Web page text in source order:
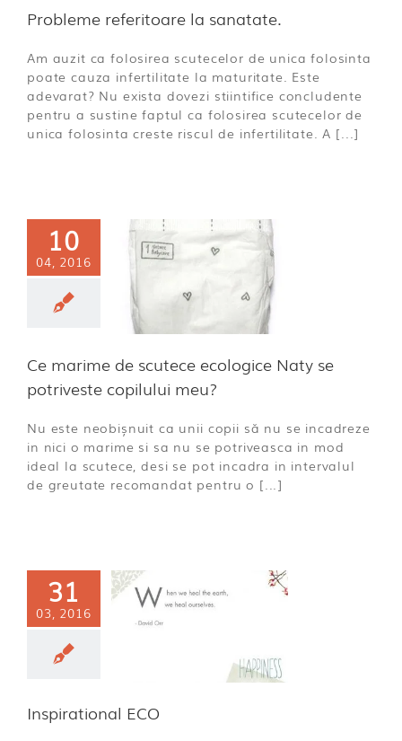
Probleme referitoare la sanatate.
Am auzit ca folosirea scutecelor de unica folosinta
poate cauza infertilitate la maturitate. Este
adevarat? Nu exista dovezi stiintifice concludente
pentru a sustine faptul ca folosirea scutecelor de
unica folosinta creste riscul de infertilitate. A [...]
10
04, 2016
de
Naty se
Ce marime de scutece ecologice Naty se
potriveste copilului meu?
Nu este neobișnuit ca unii copii să nu se incadreze
in nici o marime si sa nu se potriveasca in mod
ideal la scutece, desi se pot incadra in intervalul
de greutate recomandat pentru o [...]
31
03, 2016
ECO
Inspirational ECO